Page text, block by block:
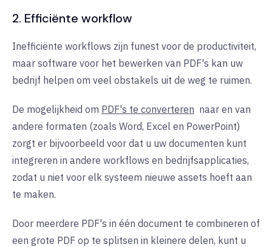
2. Efficiënte workflow
Inefficiënte workflows zijn funest voor de productiviteit,
maar software voor het bewerken van PDF's kan uw
bedrijf helpen om veel obstakels uit de weg te ruimen.
De mogelijkheid om PDF's te converteren naar en van
andere formaten (zoals Word, Excel en PowerPoint)
zorgt er bijvoorbeeld voor dat u uw documenten kunt
integreren in andere workflows en bedrijfsapplicaties,
zodat u niet voor elk systeem nieuwe assets hoeft aan
te maken.
Door meerdere PDF's in één document te combineren of
een grote PDF op te splitsen in kleinere delen, kunt u